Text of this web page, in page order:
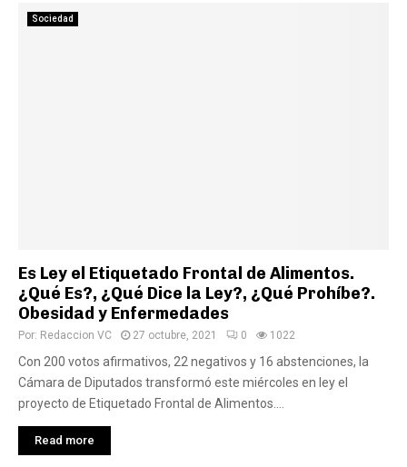
Sociedad
Es Ley el Etiquetado Frontal de Alimentos.
¿Qué Es?, ¿Qué Dice la Ley?, ¿Qué Prohíbe?.
Obesidad y Enfermedades
Por: Redaccion VC 27 octubre, 2021 0 1022
Con 200 votos afirmativos, 22 negativos y 16 abstenciones, la
Cámara de Diputados transformó este miércoles en ley el
proyecto de Etiquetado Frontal de Alimentos....
Read more